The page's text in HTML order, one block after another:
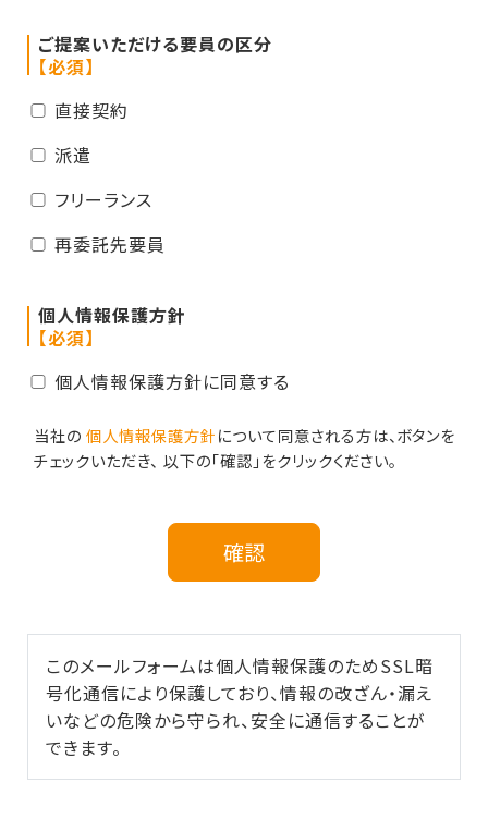
ご提案いただける要員の区分
【必須】
直接契約
派遣
フリーランス
再委託先要員
個人情報保護方針
【必須】
個人情報保護方針に同意する
当社の個人情報保護方針について同意される方は、ボタンを
チェックいただき、 以下の「確認」をクリックください。
このメールフォームは個人情報保護のためSSL暗
号化通信により保護しており、情報の改ざん・漏え
いなどの危険から守られ、安全に通信することが
できます。